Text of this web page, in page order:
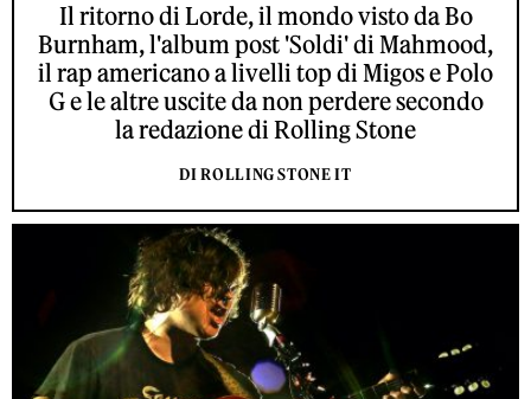
Il ritorno di Lorde, il mondo visto da Bo
Burnham, l'album post 'Soldi' di Mahmood,
il rap americano a livelli top di Migos e Polo
G e le altre uscite da non perdere secondo
la redazione di Rolling Stone
DI ROLLING STONE IT